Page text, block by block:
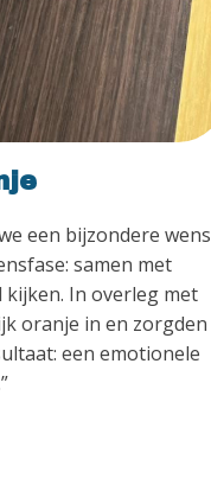
een bijzondere wens
samen met
In overleg met
oranje in en zorgden
een emotionele